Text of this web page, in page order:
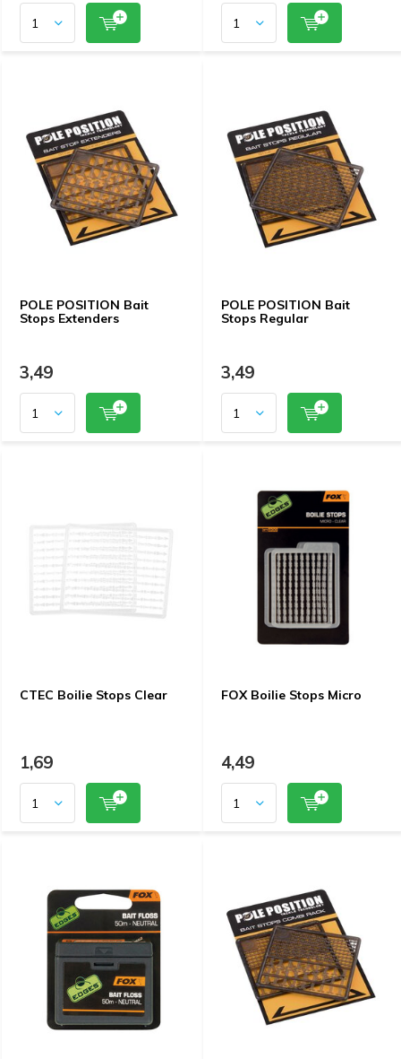
POLE POSITION Bait
Stops Extenders
3,49
POLE POSITION Bait
Stops Regular
3,49
CTEC Boilie Stops Clear
1,69
FOX Boilie Stops Micro
4,49